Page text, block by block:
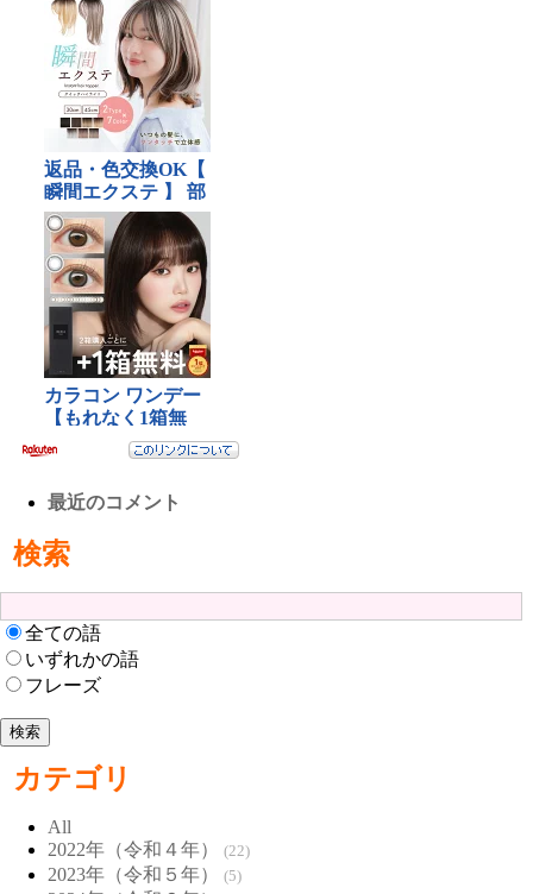
最近のコメント
検索
全ての語
いずれかの語
フレーズ
カテゴリ
All
2022年（令和４年）
(22)
2023年（令和５年） (5)